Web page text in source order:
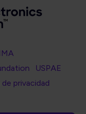
USPAE
privacidad